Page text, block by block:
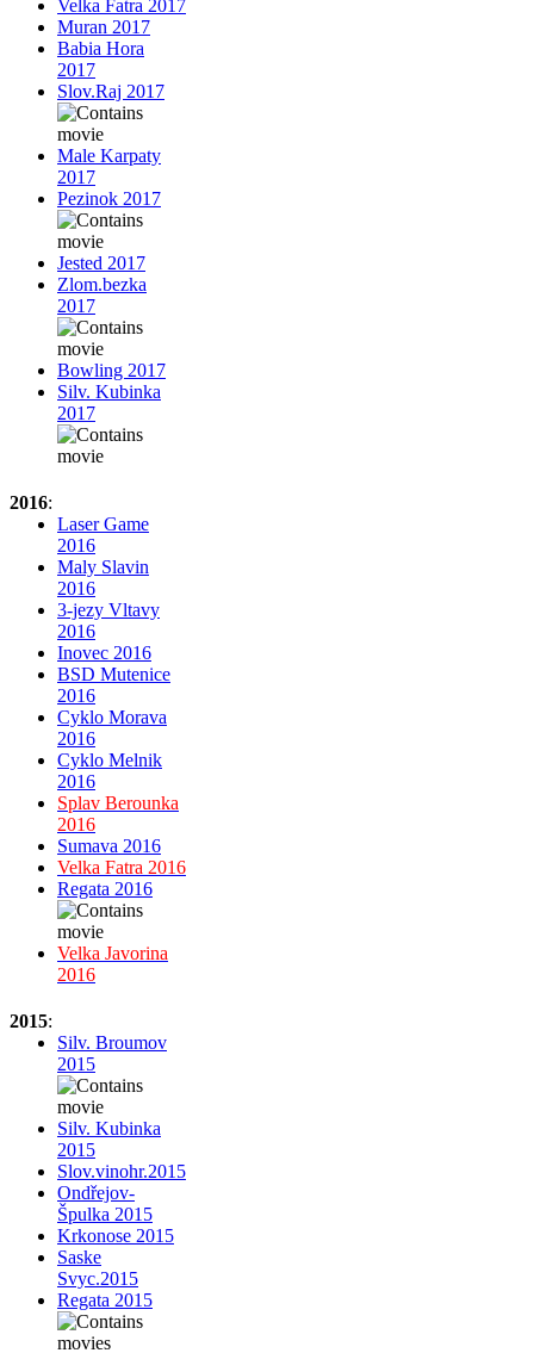
Velka Fatra 2017
Muran 2017
Babia Hora
2017
Slov.Raj 2017
Male Karpaty
2017
Pezinok 2017
Jested 2017
Zlom.bezka
2017
Bowling 2017
Silv. Kubinka
2017
2016:
Laser Game
2016
Maly Slavin
2016
3-jezy Vltavy
2016
Inovec 2016
BSD Mutenice
2016
Cyklo Morava
2016
Cyklo Melnik
2016
Splav Berounka
2016
Sumava 2016
Velka Fatra 2016
Regata 2016
Velka Javorina
2016
2015:
Silv. Broumov
2015
Silv. Kubinka
2015
Slov.vinohr.2015
Ondřejov-
Špulka 2015
Krkonose 2015
Saske
Svyc.2015
Regata 2015